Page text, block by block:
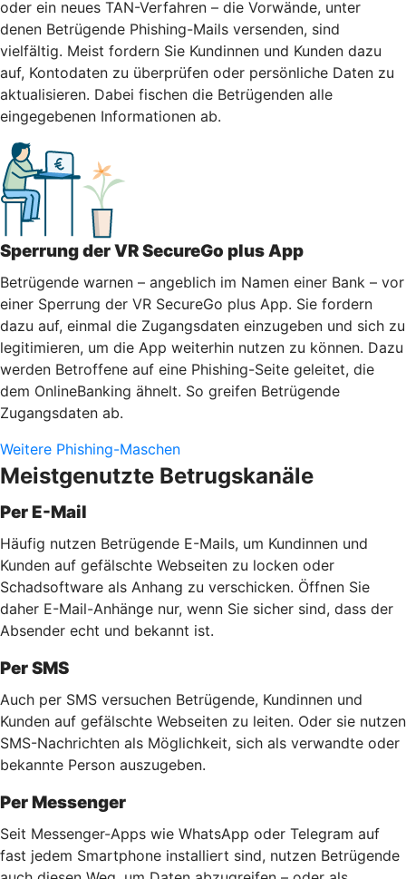
oder ein neues TAN-Verfahren – die Vorwände, unter
denen Betrügende Phishing-Mails versenden, sind
vielfältig. Meist fordern Sie Kundinnen und Kunden dazu
auf, Kontodaten zu überprüfen oder persönliche Daten zu
aktualisieren. Dabei fischen die Betrügenden alle
eingegebenen Informationen ab.
Sperrung der VR SecureGo plus App
Betrügende warnen – angeblich im Namen einer Bank – vor
einer Sperrung der VR SecureGo plus App. Sie fordern
dazu auf, einmal die Zugangsdaten einzugeben und sich zu
legitimieren, um die App weiterhin nutzen zu können. Dazu
werden Betroffene auf eine Phishing-Seite geleitet, die
dem OnlineBanking ähnelt. So greifen Betrügende
Zugangsdaten ab.
Weitere Phishing-Maschen
Meistgenutzte Betrugskanäle
Per E-Mail
Häufig nutzen Betrügende E-Mails, um Kundinnen und
Kunden auf gefälschte Webseiten zu locken oder
Schadsoftware als Anhang zu verschicken. Öffnen Sie
daher E-Mail-Anhänge nur, wenn Sie sicher sind, dass der
Absender echt und bekannt ist.
Per SMS
Auch per SMS versuchen Betrügende, Kundinnen und
Kunden auf gefälschte Webseiten zu leiten. Oder sie nutzen
SMS-Nachrichten als Möglichkeit, sich als verwandte oder
bekannte Person auszugeben.
Per Messenger
Seit Messenger-Apps wie WhatsApp oder Telegram auf
fast jedem Smartphone installiert sind, nutzen Betrügende